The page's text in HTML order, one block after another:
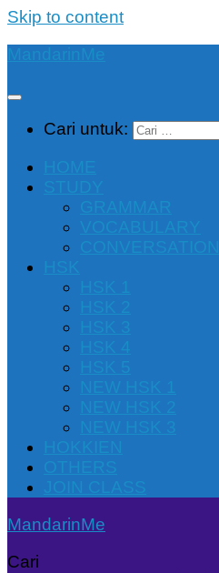
Skip to content
MandarinMe
Cari untuk:
HOME
STUDY
GRAMMAR
VOCABULARY
CONVERSATION
HSK
HSK 1
HSK 2
HSK 3
HSK 4
HSK 5
NEW HSK 1
NEW HSK 2
NEW HSK 3
HOKKIEN
OTHERS
JOIN CLASS
MandarinMe
Cari